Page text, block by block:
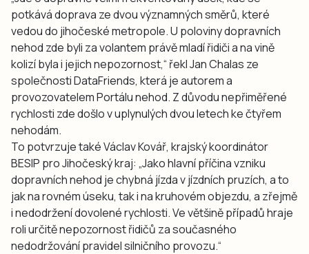
potkává doprava ze dvou významných směrů, které
vedou do jihočeské metropole. U poloviny dopravních
nehod zde byli za volantem právě mladí řidiči a na vině
kolizí byla i jejich nepozornost,“ řekl Jan Chalas ze
společnosti DataFriends, která je autorem a
provozovatelem Portálu nehod. Z důvodu nepřiměřené
rychlosti zde došlo v uplynulých dvou letech ke čtyřem
nehodám.
To potvrzuje také Václav Kovář, krajský koordinátor
BESIP pro Jihočeský kraj: „Jako hlavní příčina vzniku
dopravních nehod je chybná jízda v jízdních pruzích, a to
jak na rovném úseku, tak i na kruhovém objezdu, a zřejmě
i nedodržení dovolené rychlosti. Ve většině případů hraje
roli určitě nepozornost řidičů za současného
nedodržování pravidel silničního provozu.“